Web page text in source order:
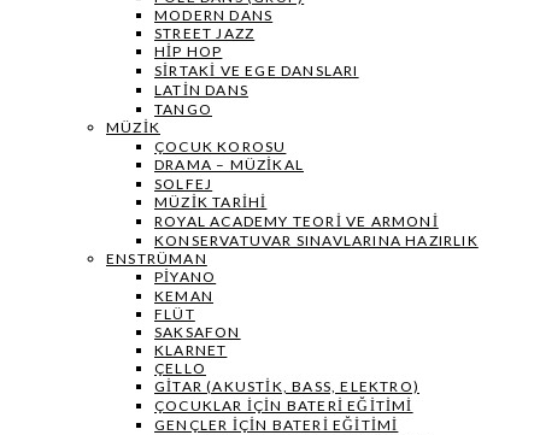
MODERN DANS
STREET JAZZ
HIP HOP
SIRTAKI VE EGE DANSLARI
LATIN DANS
TANGO
MÜZIK
ÇOCUK KOROSU
DRAMA – MÜZIKAL
SOLFEJ
MÜZIK TARIHI
ROYAL ACADEMY TEORI VE ARMONI
KONSERVATUVAR SINAVLARINA HAZIRLIK
ENSTRÜMAN
PIYANO
KEMAN
FLÜT
SAKSAFON
KLARNET
ÇELLO
GITAR (AKUSTIK, BASS, ELEKTRO)
ÇOCUKLAR IÇIN BATERI EĞITIMI
GENÇLER İÇIN BATERI EĞITIMI